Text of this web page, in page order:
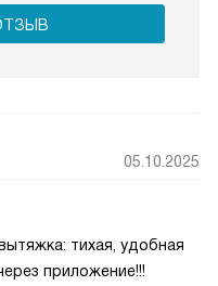
05.10.2025
тихая, удобная
приложение!!!